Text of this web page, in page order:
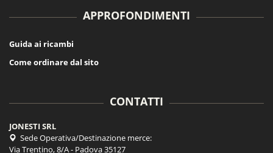
APPROFONDIMENTI
Guida ai ricambi
Come ordinare dal sito
CONTATTI
JONESTI SRL
Sede Operativa/Destinazione merce:
Via Trentino, 8/A - Padova 35127